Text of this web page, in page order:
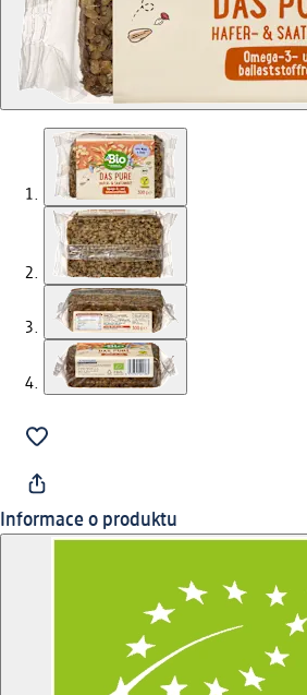
Informace o produktu